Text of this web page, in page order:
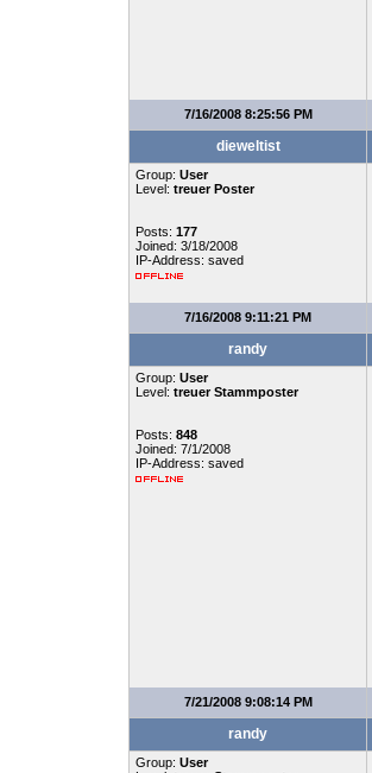
7/16/2008 8:25:56 PM
dieweltist
Group: User
Level: treuer Poster
Posts: 177
Joined: 3/18/2008
IP-Address: saved
7/16/2008 9:11:21 PM
randy
Group: User
Level: treuer Stammposter
Posts: 848
Joined: 7/1/2008
IP-Address: saved
7/21/2008 9:08:14 PM
randy
Group: User